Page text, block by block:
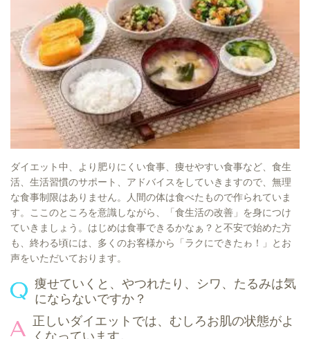
ダイエット中、より肥りにくい食事、痩せやすい食事など、食生
活、生活習慣のサポート、アドバイスをしていきますので、無理
な食事制限はありません。人間の体は食べたもので作られていま
す。ここのところを意識しながら、「食生活の改善」を身につけ
ていきましょう。はじめは食事できるかなぁ？と不安で始めた方
も、終わる頃には、多くのお客様から「ラクにできたゎ！」とお
声をいただいております。
痩せていくと、やつれたり、シワ、たるみは気
にならないですか？
正しいダイエットでは、むしろお肌の状態がよ